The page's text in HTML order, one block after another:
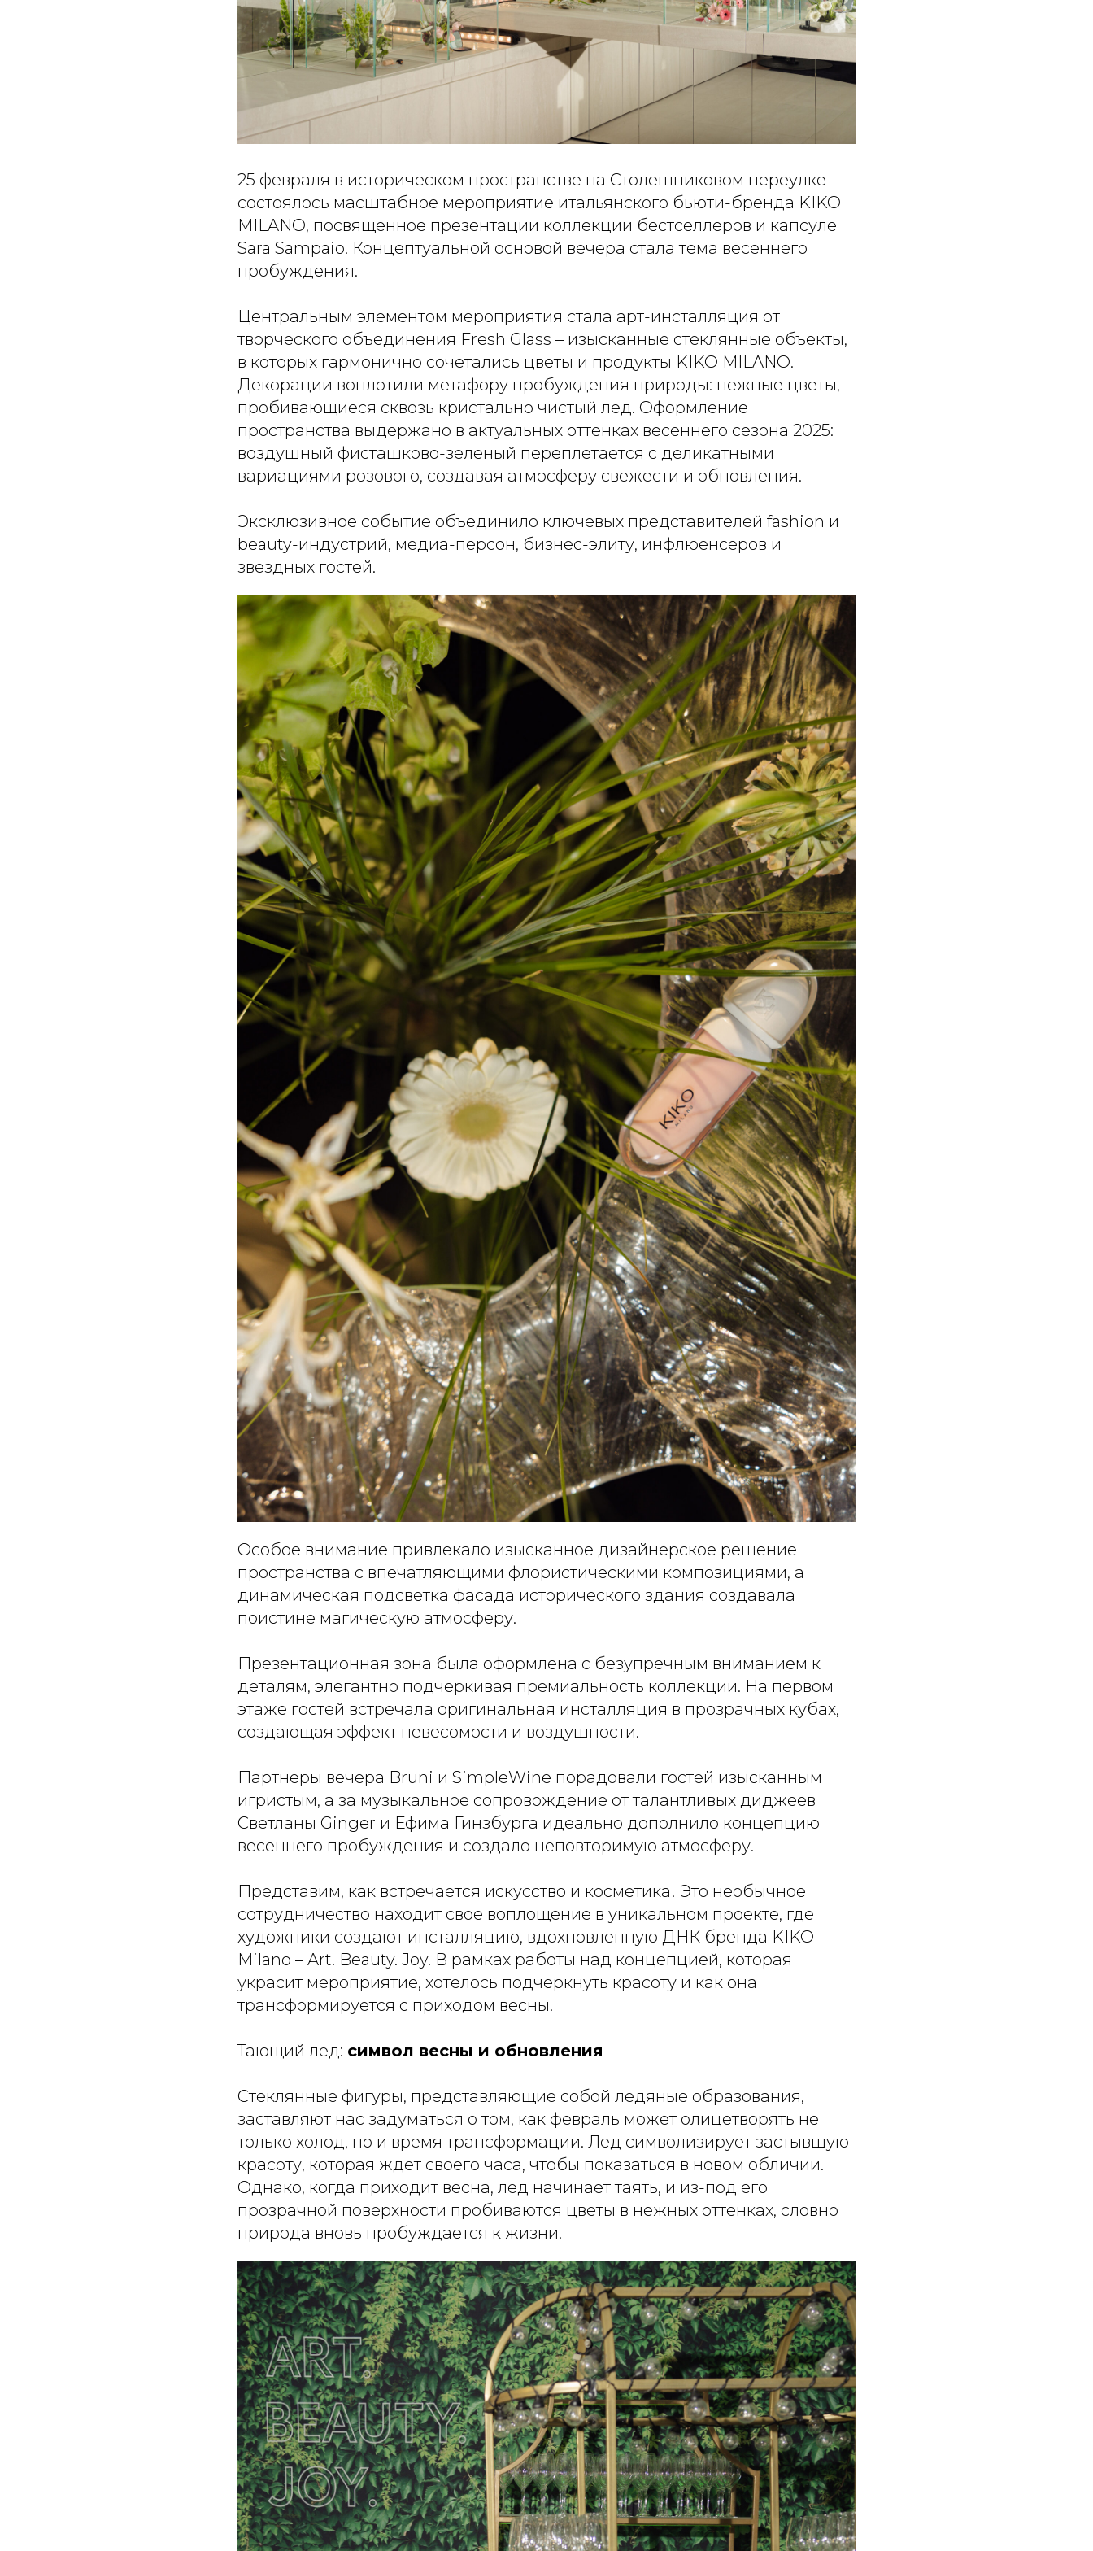
25 февраля в историческом пространстве на Столешниковом переулке
состоялось масштабное мероприятие итальянского бьюти-бренда KIKO
MILANO, посвященное презентации коллекции бестселлеров и капсуле
Sara Sampaio. Концептуальной основой вечера стала тема весеннего
пробуждения.
Центральным элементом мероприятия стала арт-инсталляция от
творческого объединения Fresh Glass – изысканные стеклянные объекты,
в которых гармонично сочетались цветы и продукты KIKO MILANO.
Декорации воплотили метафору пробуждения природы: нежные цветы,
пробивающиеся сквозь кристально чистый лед. Оформление
пространства выдержано в актуальных оттенках весеннего сезона 2025:
воздушный фисташково-зеленый переплетается с деликатными
вариациями розового, создавая атмосферу свежести и обновления.
Эксклюзивное событие объединило ключевых представителей fashion и
beauty-индустрий, медиа-персон, бизнес-элиту, инфлюенсеров и
звездных гостей.
Особое внимание привлекало изысканное дизайнерское решение
пространства с впечатляющими флористическими композициями, а
динамическая подсветка фасада исторического здания создавала
поистине магическую атмосферу.
Презентационная зона была оформлена с безупречным вниманием к
деталям, элегантно подчеркивая премиальность коллекции. На первом
этаже гостей встречала оригинальная инсталляция в прозрачных кубах,
создающая эффект невесомости и воздушности.
Партнеры вечера Bruni и SimpleWine порадовали гостей изысканным
игристым, а за музыкальное сопровождение от талантливых диджеев
Светланы Ginger и Ефима Гинзбурга идеально дополнило концепцию
весеннего пробуждения и создало неповторимую атмосферу.
Представим, как встречается искусство и косметика! Это необычное
сотрудничество находит свое воплощение в уникальном проекте, где
художники создают инсталляцию, вдохновленную ДНК бренда KIKO
Milano – Art. Beauty. Joy. В рамках работы над концепцией, которая
украсит мероприятие, хотелось подчеркнуть красоту и как она
трансформируется с приходом весны.
Тающий лед: символ весны и обновления
Стеклянные фигуры, представляющие собой ледяные образования,
заставляют нас задуматься о том, как февраль может олицетворять не
только холод, но и время трансформации. Лед символизирует застывшую
красоту, которая ждет своего часа, чтобы показаться в новом обличии.
Однако, когда приходит весна, лед начинает таять, и из-под его
прозрачной поверхности пробиваются цветы в нежных оттенках, словно
природа вновь пробуждается к жизни.